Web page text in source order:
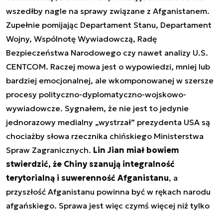
wszedłby nagle na sprawy związane z Afganistanem.
Zupełnie pomijając Departament Stanu, Departament
Wojny, Wspólnotę Wywiadowczą, Radę
Bezpieczeństwa Narodowego czy nawet analizy U.S.
CENTCOM. Raczej mowa jest o wypowiedzi, mniej lub
bardziej emocjonalnej, ale wkomponowanej w szersze
procesy polityczno-dyplomatyczno-wojskowo-
wywiadowcze. Sygnałem, że nie jest to jedynie
jednorazowy medialny „wystrzał” prezydenta USA są
chociażby słowa rzecznika chińskiego Ministerstwa
Spraw Zagranicznych. Lin Jian miał bowiem
stwierdzić, że Chiny szanują integralność
terytorialną i suwerenność Afganistanu, a
przyszłość Afganistanu powinna być w rękach narodu
afgańskiego. Sprawa jest więc czymś więcej niż tylko